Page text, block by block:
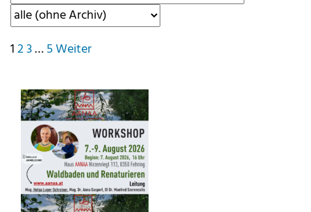
Seitennummerierung
Beiträge
123…5Weiter